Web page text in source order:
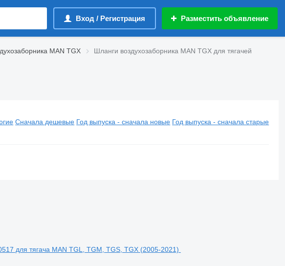
Вход / Регистрация Разместить объявление
MAN TGX Шланги воздухозаборника MAN TGX для тягачей
Сначала дешевые Год выпуска - сначала новые Год выпуска - сначала старые